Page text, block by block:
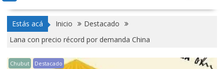
Estás acá Inicio
Destacado
Lana con precio récord por demanda China
Chubut Destacado